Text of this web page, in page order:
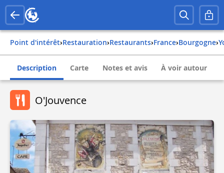
Point d'intérêt› Restauration› Restaurants› france› bourgogne›
Description Carte Notes et avis À voir autour
O'Jouvence